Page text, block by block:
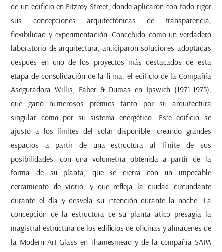
de un edificio en Fitzroy Street, donde aplicaron con todo rigor
sus concepciones arquitectónicas de transparencia,
flexibilidad y experimentación. Concebido como un verdadero
laboratorio de arquitectura, anticiparon soluciones adoptadas
después en uno de los proyectos más destacados de esta
etapa de consolidación de la firma, el edificio de la Compañía
Aseguradora Willis, Faber & Dumas en Ipswich (1971-1975),
que ganó numerosos premios tanto por su arquitectura
singular como por su sistema energético. Este edificio se
ajustó a los límites del solar disponible, creando grandes
espacios a partir de una estructura al límite de sus
posibilidades, con una volumetría obtenida a partir de la
forma de su planta, que se cierra con un impecable
cerramiento de vidrio, y que refleja la ciudad circundante
durante el día y desvela su intención durante la noche. La
concepción de la estructura de su planta ático presagia la
magistral estructura de los edificios de oficinas y almacenes de
la Modern Art Glass en Thamesmead y de la compañía SAPA